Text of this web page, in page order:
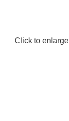
Click to enlarge